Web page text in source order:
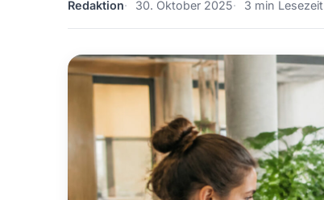
Redaktion 30. Oktober 2025 3 min Lesezeit